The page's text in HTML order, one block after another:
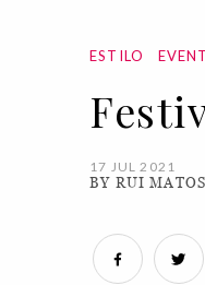
ESTILO
17 JUL 2021
BY RUI MATOS